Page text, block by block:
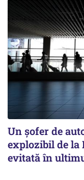
Un șofer de
explozibil de la
evitată în